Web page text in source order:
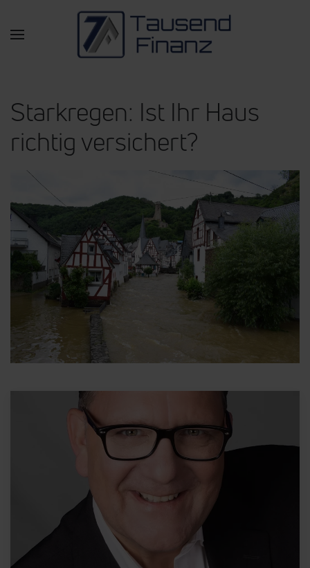
Zum Hauptinhalt springen
Star­kre­gen: Ist Ihr Haus
rich­tig ver­si­chert?